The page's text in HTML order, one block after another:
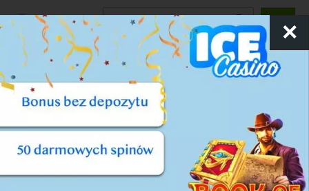
RankingKasyn
Kasyna tradycyjne w Białymstoku
Białystok przez kilka lat słynął ze swojego kasyna
Cristal
. Obecnie jednak sytuacja mocno się zmieniło, a
za sprawą znanej już chyba wszystkim ustawy
hazardowej, wprowadzono pewne ograniczenia. Na
✕